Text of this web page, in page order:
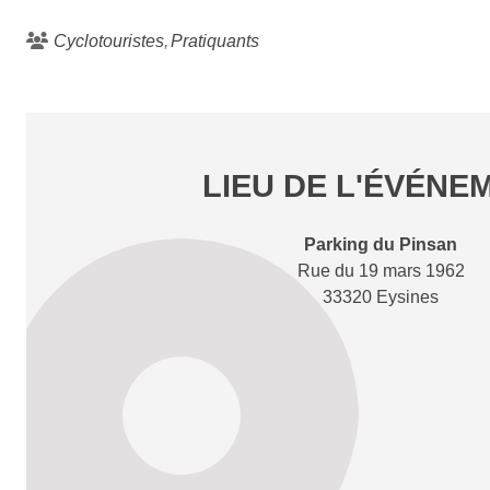
Cyclotouristes Pratiquants
LIEU DE
Parking du Pinsan
Rue du 19 mars 1962
33320 Eysines